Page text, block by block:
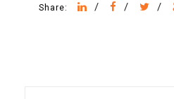
Share: / / /